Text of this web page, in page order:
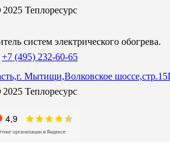
2025 Теплоресурс
систем электрического обогрева.
+7 (495) 232-60-65
Мытищи,Волковское
2025 Теплоресурс